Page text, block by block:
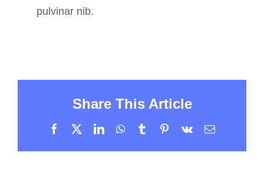
pulvinar nib.
Share This Article
Facebook LinkedInWhatsApp
TumblrPinterest
Vk
Correo